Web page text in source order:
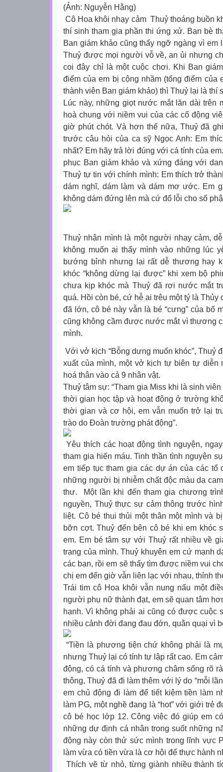
(Ảnh: Nguyễn Hằng)
Cô Hoa khôi nhạy cảm Thuỷ thoáng buồn
thí sinh tham gia phần thi ứng xử. Bạn bè
Ban giám khảo cũng thấy ngỡ ngàng vì
Thuỷ được mọi người vỗ về, an ủi nhưng
coi đây chỉ là một cuộc chơi. Khi Ban
điểm của em bị cộng nhầm (tổng điểm của
thành viên Ban giám khảo) thì Thuỷ lại là thí
Lúc này, những giọt nước mắt lăn dài trên
hoà chung với niềm vui của các cổ động
giờ phút chót. Và hơn thế nữa, Thuỷ đã
trước câu hỏi của ca sỹ Ngọc Anh: Em
nhất? Em hãy trả lời đúng với cá tính của
phục Ban giám khảo và xứng đáng với
Thuỷ tự tin với chính mình: Em thích trở
dám nghĩ, dám làm và dám mơ ước. Em
không dám đứng lên mà cứ đổ lỗi cho số
Thuỷ nhận mình là một người nhạy cảm,
không muốn ai thấy mình vào những lúc
bướng bỉnh nhưng lại rất dễ thương hay
khóc “không dừng lại được” khi xem bộ
chưa kịp khóc mà Thuỷ đã rơi nước mắt
quá. Hồi còn bé, cứ hễ ai trêu một tý là
đã lớn, cô bé này vẫn là bé “cưng” của bố
cũng không cầm được nước mắt vì thương
mình.
Với vở kịch “Bỗng dưng muốn khóc”, Thuỷ
xuất của mình, một vở kịch tự biên tự diễn
hoá thân vào cả 9 nhân vật.
Thuỷ tâm sự: “Tham gia Miss khi là sinh
thời gian học tập và hoạt động ở trường
thời gian và cơ hội, em vẫn muốn trở lại
trào do Đoàn trường phát động”.
Yêu thích các hoạt động tình nguyện,
tham gia hiến máu. Tinh thần tình nguyện
em tiếp tục tham gia các dự án của các
những người bị nhiễm chất độc màu da
thư. Một lần khi đến tham gia chương
nguyền, Thuỷ thực sự cảm thông trước
liệt. Cô bé thui thủi một thân một mình và
bỡn cợt. Thuỷ đến bên cô bé khi em khóc
em. Em bé tâm sự với Thuỷ rất nhiều về
trạng của mình. Thuỷ khuyên em cứ mạnh
các bạn, rồi em sẽ thấy tìm được niềm vui
chị em đến giờ vẫn liên lạc với nhau, thỉnh
Trái tim cô Hoa khôi vẫn nung nấu một
người phụ nữ thành đạt, em sẽ quan tâm
hạnh. Vì không phải ai cũng có được cuộc
nhiều cảnh đời đang đau đớn, quằn quại vì
“Tiền là phương tiện chứ không phải là
nhưng Thuỷ lại có tính tự lập rất cao. Em
động, có cá tính và phương châm sống rõ
thông, Thuỷ đã đi làm thêm với lý do “mỗi
em chủ động đi làm để tiết kiệm tiền làm
làm PG, một nghề đang là “hot” với giới trẻ
cô bé học lớp 12. Công việc đó giúp em
những dự định cá nhân trong suốt những
động này còn thử sức mình trong lĩnh vực
làm vừa có tiền vừa là cơ hội để thực hành
Thích vẽ từ nhỏ, từng giành nhiều thành